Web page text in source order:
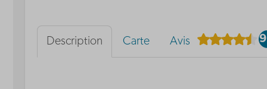
Description Carte Avis